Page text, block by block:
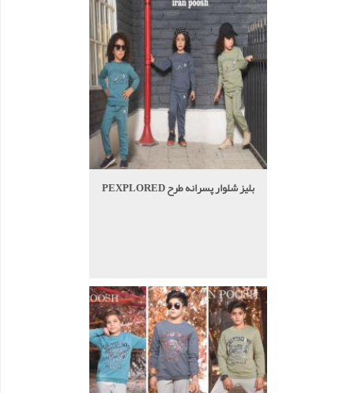
بلیز شلوار پسرانه طرح PEXPLORED